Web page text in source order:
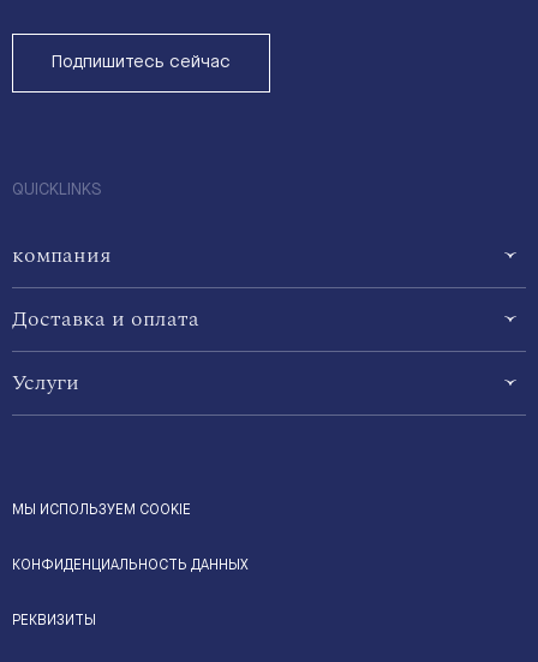
Подпишитесь сейчас
QUICKLINKS
компания
Доставка и оплата
Услуги
МЫ ИСПОЛЬЗУЕМ COOKIE
КОНФИДЕНЦИАЛЬНОСТЬ ДАННЫХ
РЕКВИЗИТЫ